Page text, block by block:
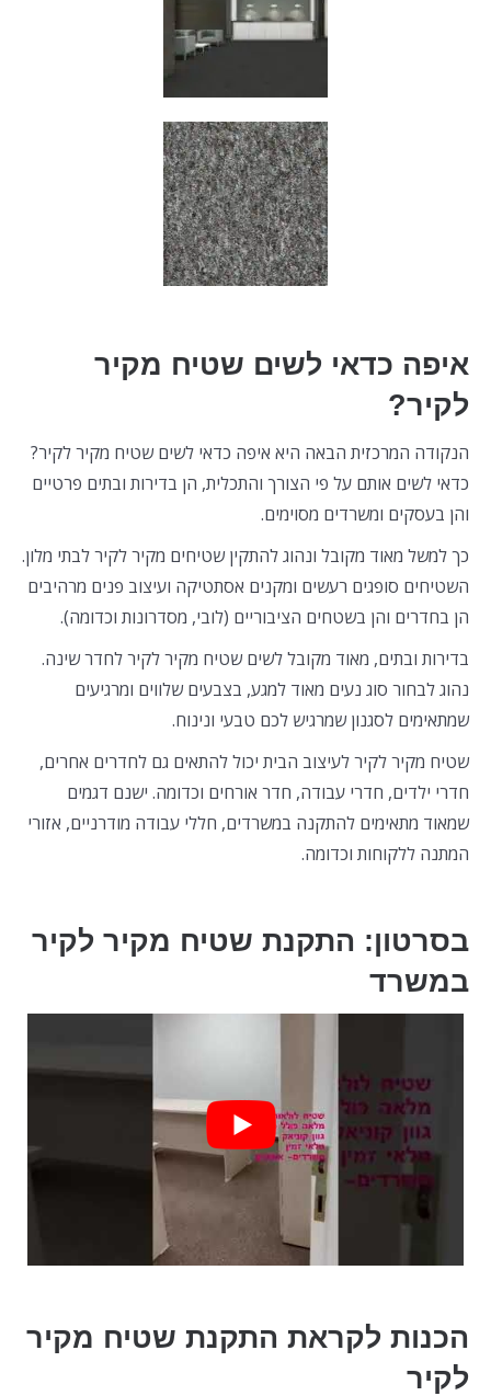
איפה כדאי לשים שטיח מקיר
לקיר?
הנקודה המרכזית הבאה היא איפה כדאי לשים שטיח מקיר לקיר?
כדאי לשים אותם על פי הצורך והתכלית, הן בדירות ובתים פרטיים
והן בעסקים ומשרדים מסוימים.
כך למשל מאוד מקובל ונהוג להתקין שטיחים מקיר לקיר לבתי מלון.
השטיחים סופגים רעשים ומקנים אסתטיקה ועיצוב פנים מרהיבים
הן בחדרים והן בשטחים הציבוריים (לובי, מסדרונות וכדומה).
בדירות ובתים, מאוד מקובל לשים שטיח מקיר לקיר לחדר שינה.
נהוג לבחור סוג נעים מאוד למגע, בצבעים שלווים ומרגיעים
שמתאימים לסגנון שמרגיש לכם טבעי ונינוח.
שטיח מקיר לקיר לעיצוב הבית יכול להתאים גם לחדרים אחרים,
חדרי ילדים, חדרי עבודה, חדר אורחים וכדומה. ישנם דגמים
שמאוד מתאימים להתקנה במשרדים, חללי עבודה מודרניים, אזורי
המתנה ללקוחות וכדומה.
בסרטון: התקנת שטיח מקיר לקיר
במשרד
הכנות לקראת התקנת שטיח מקיר
לקיר